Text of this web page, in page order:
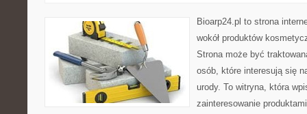
Bioarp24.pl to strona
wokół produktów
Strona może być
osób, które interesują się
urody. To witryna, która
zainteresowanie